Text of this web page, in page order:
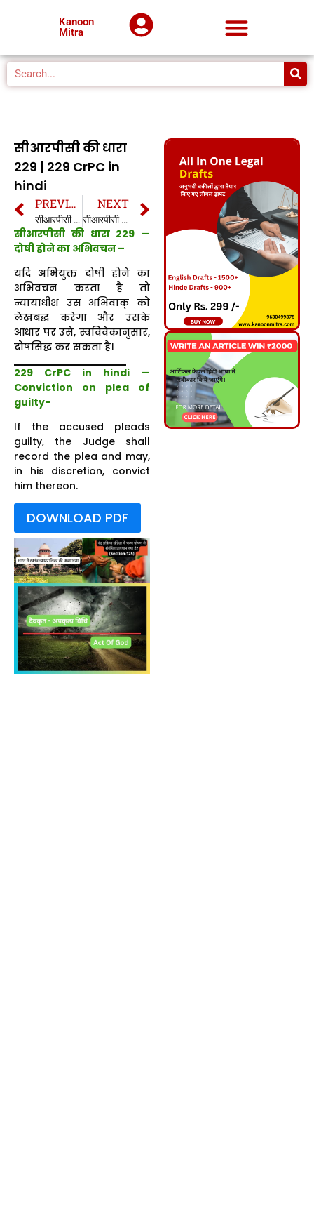
Kanoon
Mitra
सीआरपीसी की धारा
229 | 229 CrPC in
hindi
PREVIOUS
सीआरपीसी की धारा 228 | 228 CrPC in hindi
NEXT
सीआरपीसी की धारा 230 | 230 CrPC in hindi
सीआरपीसी की धारा 229 —
दोषी होने का अभिवचन –
यदि अभियुक्त दोषी होने का
अभिवचन करता है तो
न्यायाधीश उस अभिवाक् को
लेखबद्ध करेगा और उसके
आधार पर उसे, स्वविवेकानुसार,
दोषसिद्ध कर सकता है।
229 CrPC in hindi —
Conviction on plea of
guilty-
If the accused pleads
guilty, the Judge shall
record the plea and may,
in his discretion, convict
him thereon.
DOWNLOAD PDF